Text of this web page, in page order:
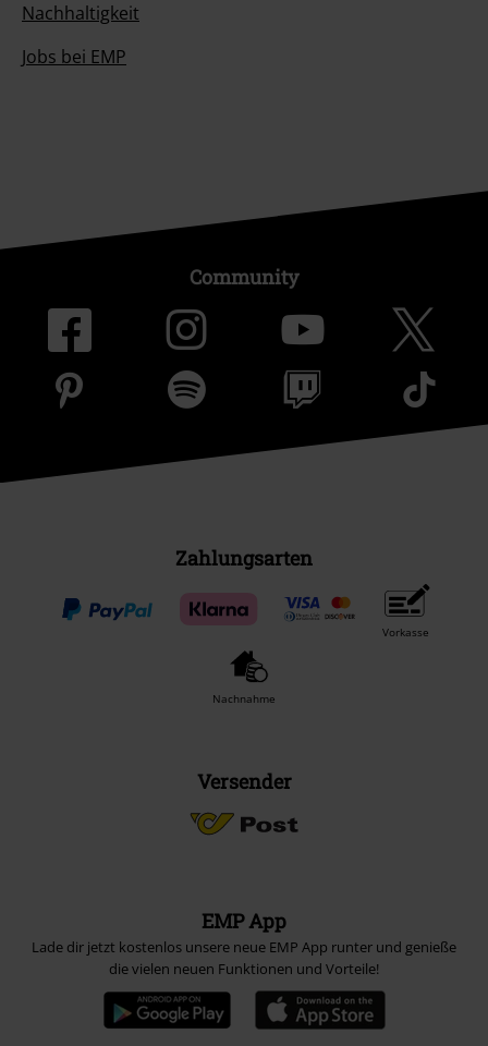
Nachhaltigkeit
Jobs bei EMP
Community
Zahlungsarten
Vorkasse
Nachnahme
Versender
EMP App
Lade dir jetzt kostenlos unsere neue EMP App runter und genieße
die vielen neuen Funktionen und Vorteile!